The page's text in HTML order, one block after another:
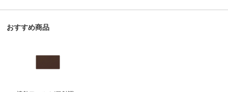
おすすめ商品